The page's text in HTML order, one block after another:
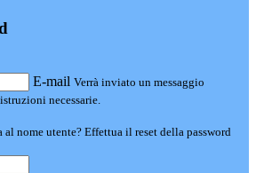
E-mail Verrà inviato un messaggio
necessarie.
al nome utente? Effettua il reset della password